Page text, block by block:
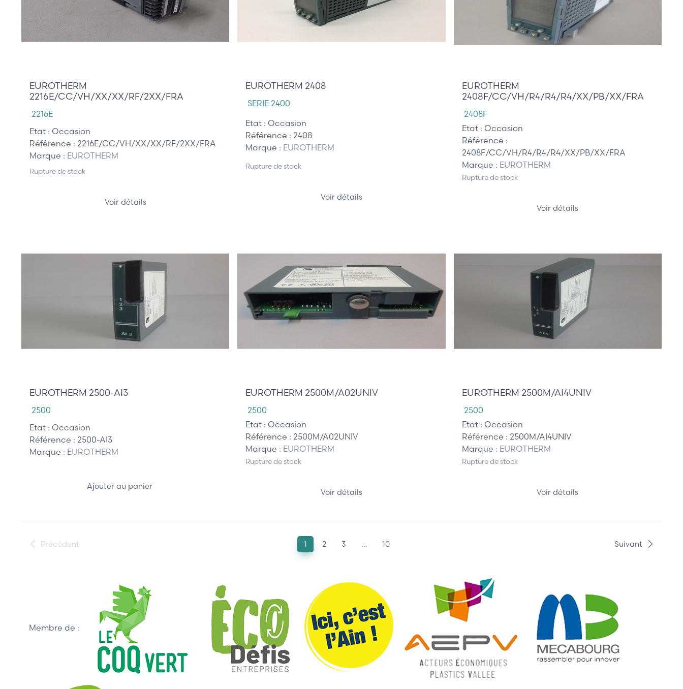
EUROTHERM
2216E/CC/VH/XX/XX/RF/2XX/FRA
2216E
Etat : Occasion
Référence : 2216E/CC/VH/XX/XX/RF/2XX/FRA
Marque : EUROTHERM
Rupture de stock
Voir détails
EUROTHERM 2408
SERIE 2400
Etat : Occasion
Référence : 2408
Marque : EUROTHERM
Rupture de stock
Voir détails
EUROTHERM
2408F/CC/VH/R4/R4/R4/XX/PB/XX/FRA
2408F
Etat : Occasion
Référence :
2408F/CC/VH/R4/R4/R4/XX/PB/XX/FRA
Marque : EUROTHERM
Rupture de stock
Voir détails
EUROTHERM 2500-AI3
2500
Etat : Occasion
Référence : 2500-AI3
Marque : EUROTHERM
Ajouter au panier
EUROTHERM 2500M/A02UNIV
2500
Etat : Occasion
Référence : 2500M/A02UNIV
Marque : EUROTHERM
Rupture de stock
Voir détails
EUROTHERM 2500M/AI4UNIV
2500
Etat : Occasion
Référence : 2500M/AI4UNIV
Marque : EUROTHERM
Rupture de stock
Voir détails
Précédent 1 2 3 … 10 Suivant
Membre de :